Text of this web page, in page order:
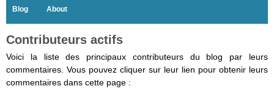
Blog About
Contributeurs actifs
Voici la liste des principaux contributeurs du blog par leurs
commentaires. Vous pouvez cliquer sur leur lien pour obtenir leurs
commentaires dans cette page :